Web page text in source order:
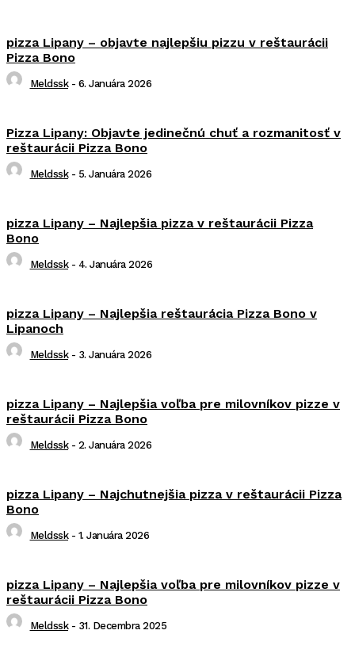
pizza Lipany – objavte najlepšiu pizzu v reštaurácii
Pizza Bono
Meldssk - 6. Januára 2026
Pizza Lipany: Objavte jedinečnú chuť a rozmanitosť v
reštaurácii Pizza Bono
Meldssk - 5. Januára 2026
pizza Lipany – Najlepšia pizza v reštaurácii Pizza
Bono
Meldssk - 4. Januára 2026
pizza Lipany – Najlepšia reštaurácia Pizza Bono v
Lipanoch
Meldssk - 3. Januára 2026
pizza Lipany – Najlepšia voľba pre milovníkov pizze v
reštaurácii Pizza Bono
Meldssk - 2. Januára 2026
pizza Lipany – Najchutnejšia pizza v reštaurácii Pizza
Bono
Meldssk - 1. Januára 2026
pizza Lipany – Najlepšia voľba pre milovníkov pizze v
reštaurácii Pizza Bono
Meldssk - 31. Decembra 2025